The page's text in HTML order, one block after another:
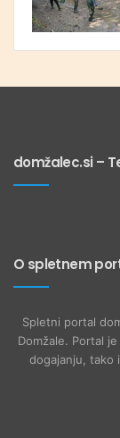
domžalec.si –
O spletnem
Spletni portal
Domžale. Portal
dogajanju, tako